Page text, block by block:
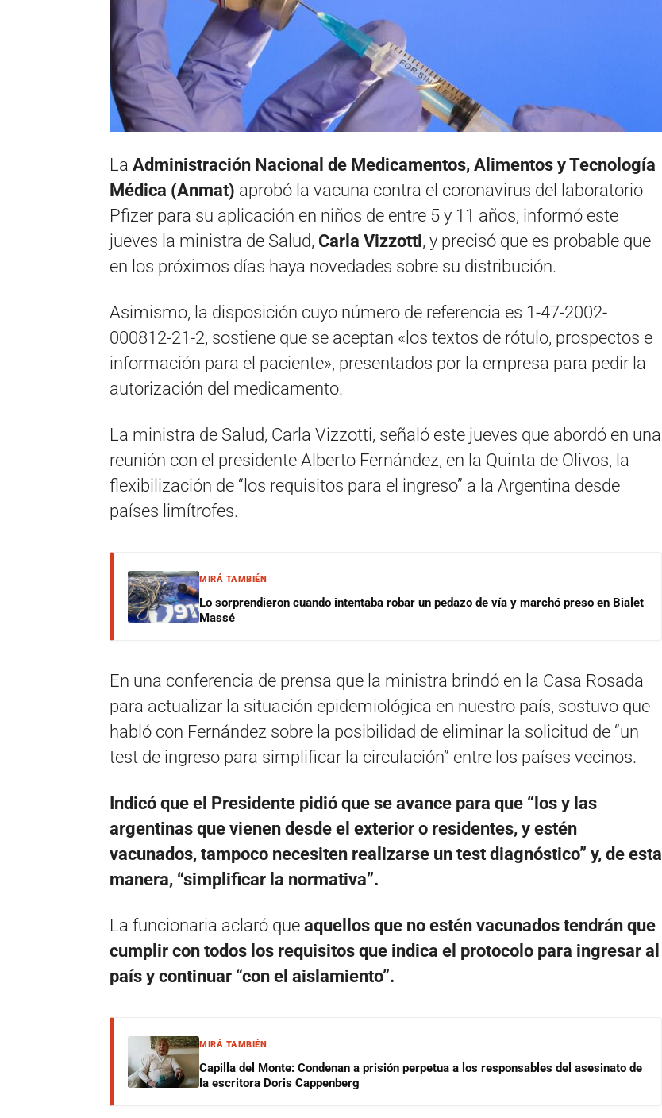
La Administración Nacional de Medicamentos, Alimentos y Tecnología
Médica (Anmat) aprobó la vacuna contra el coronavirus del laboratorio
Pfizer para su aplicación en niños de entre 5 y 11 años, informó este
jueves la ministra de Salud, Carla Vizzotti, y precisó que es probable que
en los próximos días haya novedades sobre su distribución.
Asimismo, la disposición cuyo número de referencia es 1-47-2002-
000812-21-2, sostiene que se aceptan «los textos de rótulo, prospectos e
información para el paciente», presentados por la empresa para pedir la
autorización del medicamento.
La ministra de Salud, Carla Vizzotti, señaló este jueves que abordó en una
reunión con el presidente Alberto Fernández, en la Quinta de Olivos, la
flexibilización de “los requisitos para el ingreso” a la Argentina desde
países limítrofes.
MIRÁ TAMBIÉN
Lo sorprendieron cuando intentaba robar un pedazo de vía y marchó preso en Bialet
Massé
En una conferencia de prensa que la ministra brindó en la Casa Rosada
para actualizar la situación epidemiológica en nuestro país, sostuvo que
habló con Fernández sobre la posibilidad de eliminar la solicitud de “un
test de ingreso para simplificar la circulación” entre los países vecinos.
Indicó que el Presidente pidió que se avance para que “los y las
argentinas que vienen desde el exterior o residentes, y estén
vacunados, tampoco necesiten realizarse un test diagnóstico” y, de esta
manera, “simplificar la normativa”.
La funcionaria aclaró que aquellos que no estén vacunados tendrán que
cumplir con todos los requisitos que indica el protocolo para ingresar al
país y continuar “con el aislamiento”.
MIRÁ TAMBIÉN
Capilla del Monte: Condenan a prisión perpetua a los responsables del asesinato de
la escritora Doris Cappenberg